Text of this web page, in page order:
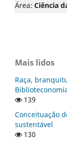
Área: Ciência
Mais lidos
Raça,
139
Conceituação
sustentável
130